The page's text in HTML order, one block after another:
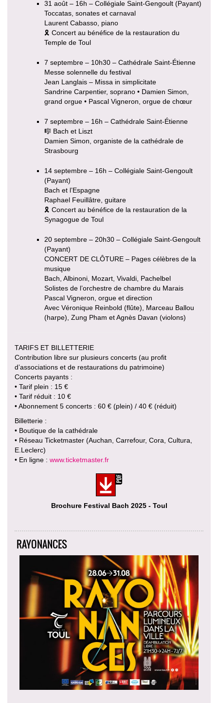
31 août – 16h – Collégiale Saint-Gengoult (Payant)
Toccatas, sonates et carnaval
Laurent Cabasso, piano
🎗 Concert au bénéfice de la restauration du
Temple de Toul
7 septembre – 10h30 – Cathédrale Saint-Étienne
Messe solennelle du festival
Jean Langlais – Missa in simplicitate
Sandrine Carpentier, soprano • Damien Simon,
grand orgue • Pascal Vigneron, orgue de chœur
7 septembre – 16h – Cathédrale Saint-Étienne
🎼 Bach et Liszt
Damien Simon, organiste de la cathédrale de
Strasbourg
14 septembre – 16h – Collégiale Saint-Gengoult
(Payant)
Bach et l’Espagne
Raphael Feuillâtre, guitare
🎗 Concert au bénéfice de la restauration de la
Synagogue de Toul
20 septembre – 20h30 – Collégiale Saint-Gengoult
(Payant)
CONCERT DE CLÔTURE – Pages célèbres de la
musique
Bach, Albinoni, Mozart, Vivaldi, Pachelbel
Solistes de l’orchestre de chambre du Marais
Pascal Vigneron, orgue et direction
Avec Véronique Reinbold (flûte), Marceau Ballou
(harpe), Zung Pham et Agnès Davan (violons)
TARIFS ET BILLETTERIE
Contribution libre sur plusieurs concerts (au profit
d’associations et de restaurations du patrimoine)
Concerts payants :
• Tarif plein : 15 €
• Tarif réduit : 10 €
• Abonnement 5 concerts : 60 € (plein) / 40 € (réduit)
Billetterie :
• Boutique de la cathédrale
• Réseau Ticketmaster (Auchan, Carrefour, Cora, Cultura,
E.Leclerc)
• En ligne : www.ticketmaster.fr
Brochure Festival Bach 2025 - Toul
RAYONANCES